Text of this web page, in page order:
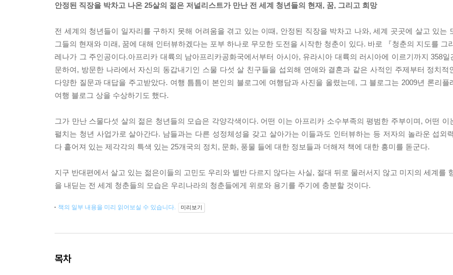
안정된 직장을 박차고 나온 25살의 젊은 저널리스트가 만난 전 세계 청년들의 현재, 꿈, 그리고 희망
전 세계의 청년들이 일자리를 구하지 못해 어려움을 겪고 있는 이때, 안정된 직장을 박차고 나와, 세계 곳곳에 살고 있는
그들의 현재와 미래, 꿈에 대해 인터뷰하겠다는 포부 하나로 무모한 도전을 시작한 청춘이 있다. 바로 『청춘의 지도를 그
레나가 그 주인공이다.아프리카 대륙의 남아프리카공화국에서부터 아시아, 유라시아 대륙의 러시아에 이르기까지 358
문하여, 방문한 나라에서 자신의 동갑내기인 스물 다섯 살 친구들을 섭외해 연애와 결혼과 같은 사적인 주제부터 정치적
다양한 질문과 대답을 주고받았다. 여행 틈틈이 본인의 블로그에 여행담과 사진을 올렸는데, 그 블로그는 2009년 론리플
여행 블로그 상을 수상하기도 했다.
그가 만난 스물다섯 살의 젊은 청년들의 모습은 각양각색이다. 어떤 이는 아프리카 소수부족의 평범한 주부이며, 어떤 이
펼치는 청년 사업가로 살아간다. 남들과는 다른 성정체성을 갖고 살아가는 이들과도 인터뷰하는 등 저자의 놀라운 섭외
다 흩어져 있는 제각각의 특색 있는 25개국의 정치, 문화, 풍물 들에 대한 정보들과 더해져 책에 대한 흥미를 돋군다.
지구 반대편에서 살고 있는 젊은이들의 고민도 우리와 별반 다르지 않다는 사실, 절대 뒤로 물러서지 않고 미지의 세계를
을 내딛는 전 세계 청춘들의 모습은 우리나라의 청춘들에게 위로와 용기를 주기에 충분할 것이다.
책의 일부 내용을 미리 읽어보실 수 있습니다. 미리보기
목차